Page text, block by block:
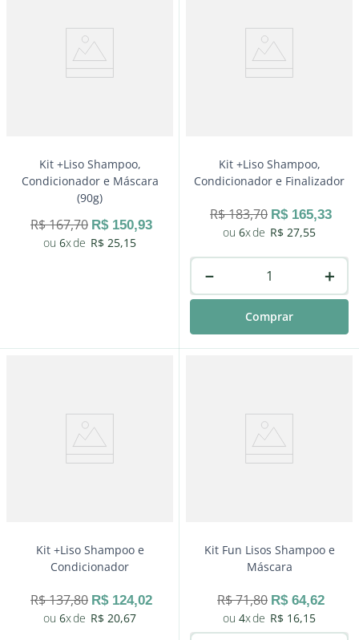
Comprar
Kit +Liso Shampoo,
Condicionador e Máscara
(90g)
R$167,70 R$ 150,93
6
R$ 25,15
Comprar
Kit +Liso Shampoo,
Condicionador e Finalizador
R$183,70 R$ 165,33
6
R$ 27,55
＋
－
Comprar
Kit +Liso Shampoo e
Condicionador
R$137,80 R$ 124,02
6
R$ 20,67
Kit Fun Lisos Shampoo e
Máscara
R$71,80 R$ 64,62
4
R$ 16,15